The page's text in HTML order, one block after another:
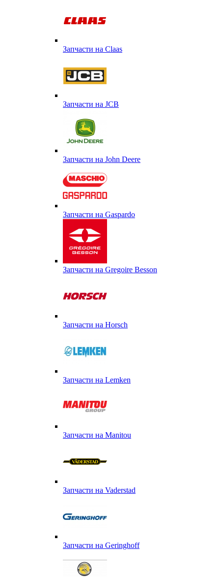
Запчасти на Сlaas
Запчасти на JCB
Запчасти на John Deere
Запчасти на Gaspardo
Запчасти на Gregoire Besson
Запчасти на Horsch
Запчасти на Lemken
Запчасти на Manitou
Запчасти на Vaderstad
Запчасти на Geringhoff